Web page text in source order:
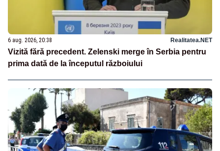
6 aug. 2026, 20:38 Realitatea.NET
Vizită fără precedent. Zelenski merge în Serbia pentru
prima dată de la începutul războiului